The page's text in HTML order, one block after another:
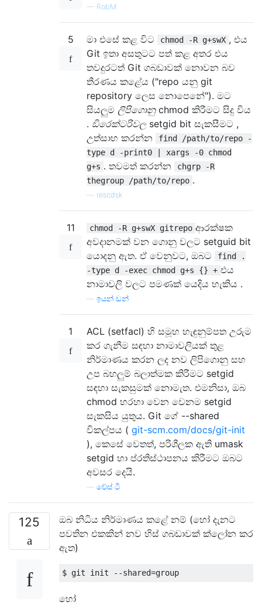
— RobM
5 මා එසේ කළ විට chmod -R g+swX , එය
Git ඉතා අසතුටට පත් කළ අතර එය
තවදුරටත් Git ගබඩාවක් නොවන බව
තීරණය කළේය ("repo යනු git
repository ලෙස නොපෙනේ"). මට
සියලුම ලිපිගොනුchmod කිරීමට සිදු විය
. ඩිරෙක්ටරිවලsetgid bit සැකසීමට ,
උත්සාහ කරන්න
find /path/to/repo -
type d -print0 | xargs -0 chmod
g+s . තවමත් කරන්න
chgrp -R
thegroup /path/to/repo .
rescdsk
11 chmod -R g+swX gitrepo ආරක්ෂක
අවදානමක් වන ගොනු වලට setguid bit
යොදනු ඇත. ඒ වෙනුවට, ඔබට
find .
-type d -exec chmod g+s {} + එය
නාමාවලි වලට පමණක් යෙදිය හැකිය .
ඉයන් ඩන්
1
ACL (setfacl) හි සමූහ හැඳුනුම්පත උරුම
කර ගැනීම සඳහා නාමාවලියක් තුළ
නිර්මාණය කරන ලද නව ලිපිගොනු සහ
උප බහලුම් බලාත්මක කිරීමට setgid
සඳහා සැකසුමක් නොමැත. එමනිසා, ඔබ
chmod හරහා වෙන වෙනම setgid
සැකසිය යුතුය. Git ගේ --shared
විකල්පය ( git-scm.com/docs/git-init
), කෙසේ වෙතත්, පරිශීලක ඇති umask
setgid හා ප්රතිස්ථාපනය කිරීමට ඔබට
අවසර දෙයි.
චේස් ටී.
125
ඔබ නිධිය නිර්මාණය කළේ නම් (හෝ දැනට
පවතින එකකින් නව හිස් ගබඩාවක් ක්ලෝන කර
ඇත)
හෝ